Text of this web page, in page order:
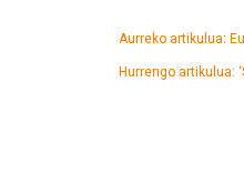
Aurreko artikulua:
Hurrengo artikulua: